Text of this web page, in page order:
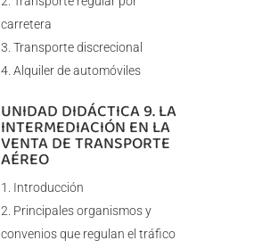
carretera
Transporte discrecional
Alquiler de automóviles
UNIDAD DIDÁCTICA 9. LA
INTERMEDIACIÓN EN LA
VENTA DE TRANSPORTE
AÉREO
Introducción
Principales organismos y
convenios que regulan el tráfico